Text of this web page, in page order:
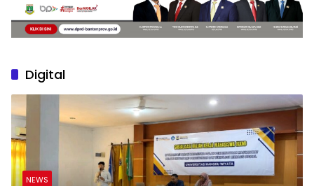
Digital
NEWS